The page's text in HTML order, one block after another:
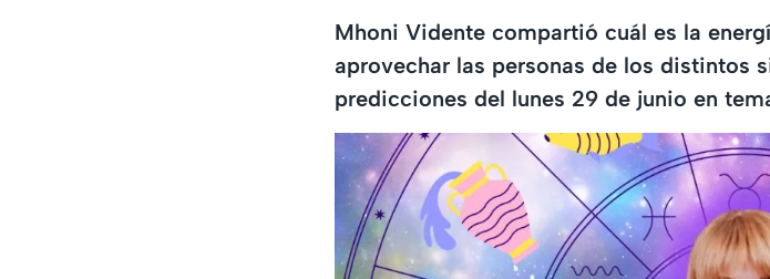
Mhoni Vidente compartió cuál es la
aprovechar las personas de los distintos
predicciones del lunes 29 de junio en